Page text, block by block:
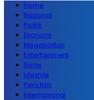
Home
Nasional
Politik
Ekonomi
Megapolitan
Entertainment
Bisnis
Lifestyle
Pers Rilis
Internasional